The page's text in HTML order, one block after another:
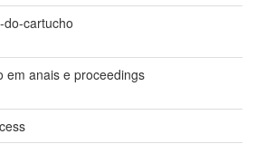
do-cartucho
em anais e proceedings